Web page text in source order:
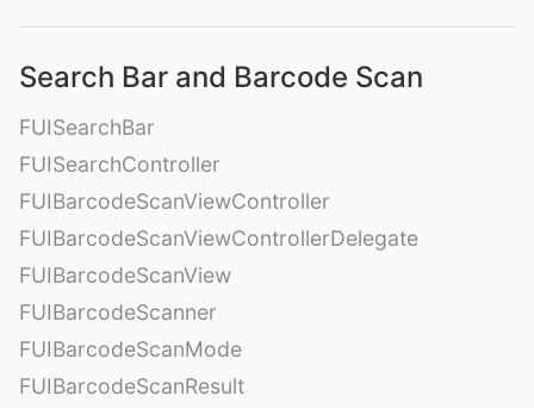
Search Bar and Barcode Scan
FUISearchBar
FUISearchController
FUIBarcodeScanViewController
FUIBarcodeScanViewControllerDelegate
FUIBarcodeScanView
FUIBarcodeScanner
FUIBarcodeScanMode
FUIBarcodeScanResult